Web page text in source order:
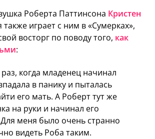
Роберта Паттинсона Кристен
также играет с ним в «Сумерках»,
восторг по поводу того, как
:
когда младенец начинал
в панику и пыталась
его мать. А Роберт тут же
на руки и начинал его
Для меня было очень странно
видеть Роба таким.